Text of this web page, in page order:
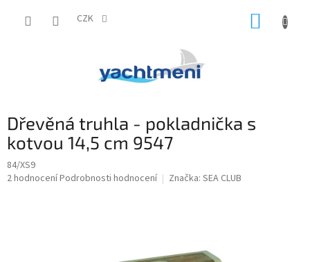
CZK
Dřevěná truhla - pokladnička s
kotvou 14,5 cm 9547
84/XS9
Průměrné
2 hodnoceníPodrobnosti hodnocení Značka: SEA CLUB